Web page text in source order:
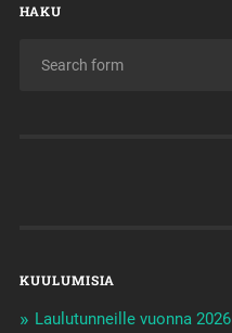
HAKU
KUULUMISIA
Laulutunneille vuonna 2026